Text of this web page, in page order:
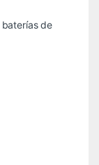
de